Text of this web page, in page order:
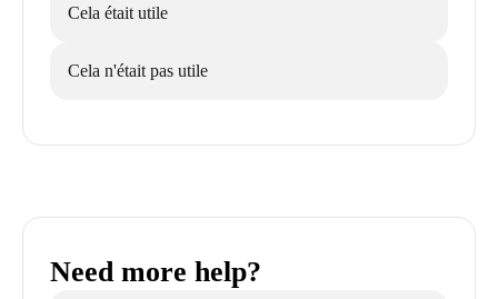
Cela était utile
Cela n'était pas utile
Need more help?